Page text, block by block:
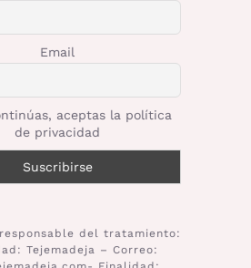
Email
aceptas la política
de privacidad
del tratamiento:
Tejemadeja – Correo: